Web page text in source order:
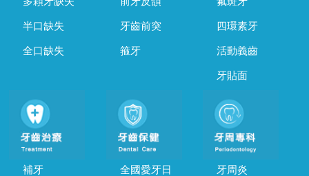
半口缺失
全口缺失
牙齒前突
箍牙
四環素牙
活動義齒
牙貼面
補牙 全國愛牙日 牙周炎